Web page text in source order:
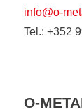
info@o-
Tel.: +352
O-